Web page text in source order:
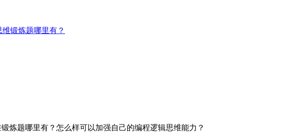
维锻炼题哪里有？
炼题哪里有？怎么样可以加强自己的编程逻辑思维能力？